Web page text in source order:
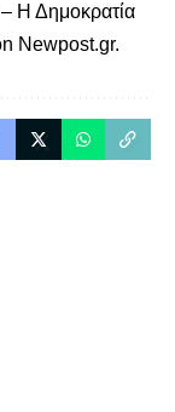
Η Δημοκρατία
Newpost.gr.